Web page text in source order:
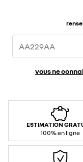
vous ne
ESTIMATION
100% en ligne